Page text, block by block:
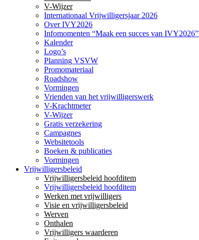
V-Wijzer
Internationaal Vrijwilligersjaar 2026
Over IVY2026
Infomomenten “Maak een succes van IVY2026”
Kalender
Logo’s
Planning VSVW
Promomateriaal
Roadshow
Vormingen
Vrienden van het vrijwilligerswerk
V-Krachtmeter
V-Wijzer
Gratis verzekering
Campagnes
Websitetools
Boeken & publicaties
Vormingen
Vrijwilligersbeleid
Vrijwilligersbeleid hoofditem
Vrijwilligersbeleid hoofditem
Werken met vrijwilligers
Visie en vrijwilligersbeleid
Werven
Onthalen
Vrijwilligers waarderen